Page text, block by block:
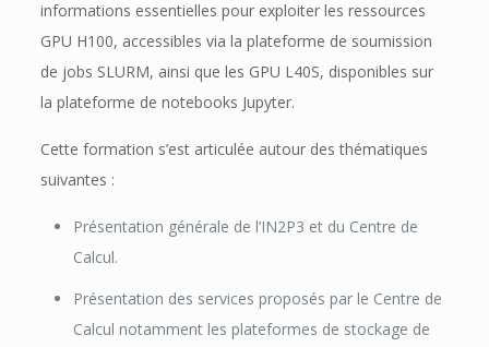
informations essentielles pour exploiter les ressources
GPU H100, accessibles via la plateforme de soumission
de jobs SLURM, ainsi que les GPU L40S, disponibles sur
la plateforme de notebooks Jupyter.
Cette formation s’est articulée autour des thématiques
suivantes :
Présentation générale de l’IN2P3 et du Centre de
Calcul.
Présentation des services proposés par le Centre de
Calcul notamment les plateformes de stockage de